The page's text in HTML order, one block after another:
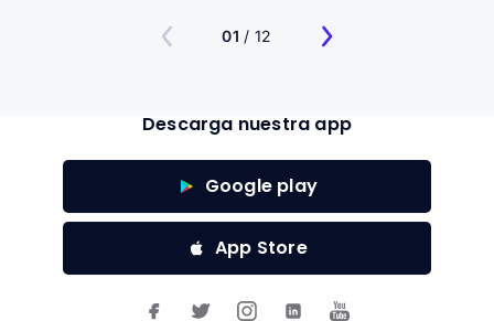
01 / 12
Descarga nuestra app
Google play
App Store